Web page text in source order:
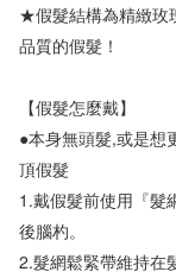
★假髮結構為精緻玫
品質的假髮！
【假髮怎麼戴】
●本身無頭髮,或是想
頂假髮
1.戴假髮前使用『髮
後腦杓。
2.髮網鬆緊帶維持在